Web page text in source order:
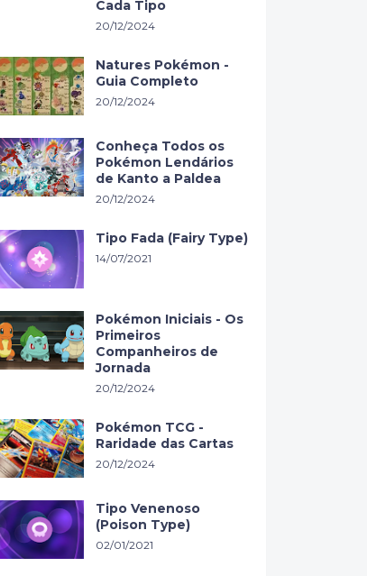
Cada Tipo
20/12/2024
Natures Pokémon -
Guia Completo
20/12/2024
Conheça Todos os
Pokémon Lendários
de Kanto a Paldea
20/12/2024
Tipo Fada (Fairy Type)
14/07/2021
Pokémon Iniciais - Os
Primeiros
Companheiros de
Jornada
20/12/2024
Pokémon TCG -
Raridade das Cartas
20/12/2024
Tipo Venenoso
(Poison Type)
02/01/2021